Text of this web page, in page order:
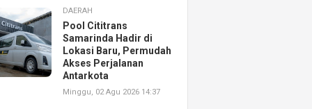
DAERAH
Pool Cititrans
Samarinda Hadir di
Lokasi Baru, Permudah
Akses Perjalanan
Antarkota
Minggu, 02 Agu 2026 14:37